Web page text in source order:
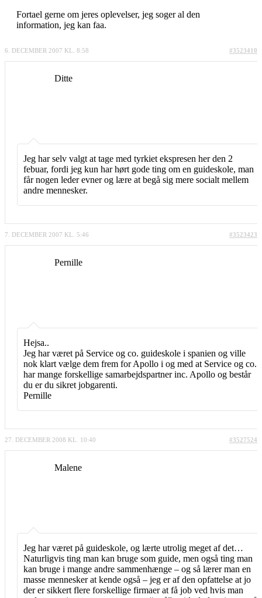
Fortael gerne om jeres oplevelser, jeg soger al den
information, jeg kan faa.
6. DECEMBER 2007 KL. 8:58 #3523410
Ditte
Jeg har selv valgt at tage med tyrkiet ekspresen her den 2
febuar, fordi jeg kun har hørt gode ting om en guideskole, man
får nogen leder evner og lære at begå sig mere socialt mellem
andre mennesker.
7. DECEMBER 2007 KL. 5:46 #3523423
Pernille
Hejsa..
Jeg har været på Service og co. guideskole i spanien og ville
nok klart vælge dem frem for Apollo i og med at Service og co.
har mange forskellige samarbejdspartner inc. Apollo og består
du er du sikret jobgarenti.
Pernille
27. DECEMBER 2008 KL. 10:40 #3527524
Malene
Jeg har været på guideskole, og lærte utrolig meget af det…
Naturligvis ting man kan bruge som guide, men også ting man
kan bruge i mange andre sammenhænge – og så lærer man en
masse mennesker at kende også – jeg er af den opfattelse at jo
der er sikkert flere forskellige firmaer at få job ved hvis man